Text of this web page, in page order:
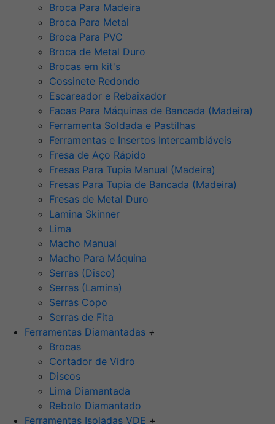
Broca Para Madeira
Broca Para Metal
Broca Para PVC
Broca de Metal Duro
Brocas em kit's
Cossinete Redondo
Escareador e Rebaixador
Facas Para Máquinas de Bancada (Madeira)
Ferramenta Soldada e Pastilhas
Ferramentas e Insertos Intercambiáveis
Fresa de Aço Rápido
Fresas Para Tupia Manual (Madeira)
Fresas Para Tupia de Bancada (Madeira)
Fresas de Metal Duro
Lamina Skinner
Lima
Macho Manual
Macho Para Máquina
Serras (Disco)
Serras (Lamina)
Serras Copo
Serras de Fita
Ferramentas Diamantadas +
Brocas
Cortador de Vidro
Discos
Lima Diamantada
Rebolo Diamantado
Ferramentas Isoladas VDE +